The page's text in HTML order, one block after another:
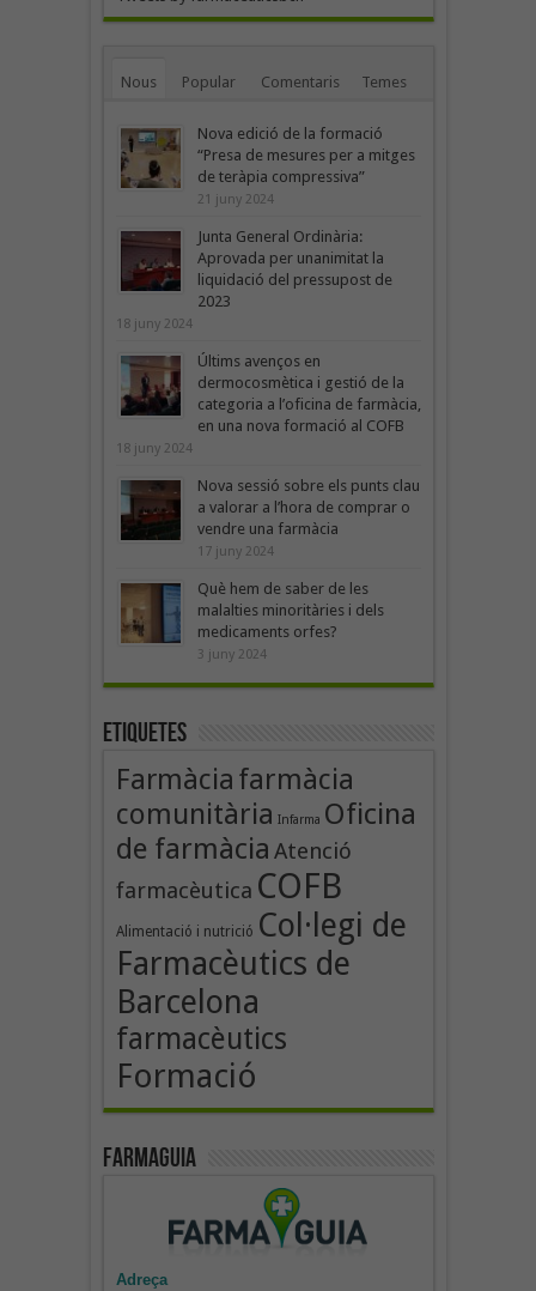
Nous Popular Comentaris Temes
Nova edició de la formació
“Presa de mesures per a mitges
de teràpia compressiva”
21 juny 2024
Junta General Ordinària:
Aprovada per unanimitat la
liquidació del pressupost de
2023
18 juny 2024
Últims avenços en
dermocosmètica i gestió de la
categoria a l’oficina de farmàcia,
en una nova formació al COFB
18 juny 2024
Nova sessió sobre els punts clau
a valorar a l’hora de comprar o
vendre una farmàcia
17 juny 2024
Què hem de saber de les
malalties minoritàries i dels
medicaments orfes?
3 juny 2024
Etiquetes
Farmàcia farmàcia
comunitària Infarma Oficina
de farmàcia Atenció
farmacèutica COFB
Alimentació i nutrició Col·legi de
Farmacèutics de
Barcelona
farmacèutics
Formació
Farmaguia
Adreça